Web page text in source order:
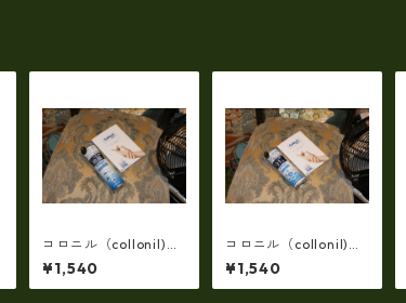
コロニル（collonil)皮
革製品用（除菌消毒）
ハイジーンフォーム
co-hf1
¥1,540
コロニル（collonil)
靴裏など除菌効果・サ
ニタイザーアルコール
濃度91％の除菌スプレ
¥1,540